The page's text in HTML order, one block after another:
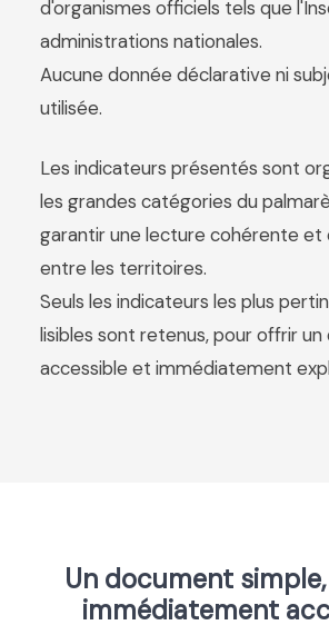
d'organismes officiels tels que
administrations nationales.
Aucune donnée déclarative ni
utilisée.
Les indicateurs présentés sont
les grandes catégories du
garantir une lecture cohérente et
entre les territoires.
Seuls les indicateurs les plus
lisibles sont retenus, pour offrir
accessible et immédiatement
Un document
immédiatement